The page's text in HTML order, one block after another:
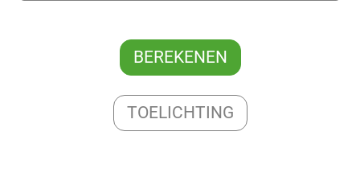
BEREKENEN
TOELICHTING